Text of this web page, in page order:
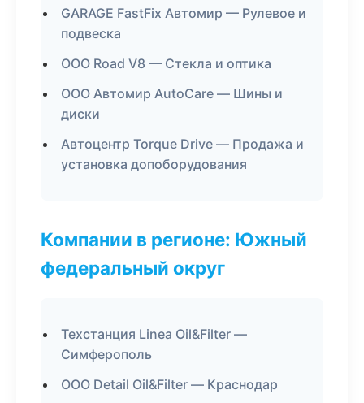
GARAGE FastFix Автомир — Рулевое и
подвеска
ООО Road V8 — Стекла и оптика
ООО Автомир AutoCare — Шины и
диски
Автоцентр Torque Drive — Продажа и
установка допоборудования
Компании в регионе: Южный
федеральный округ
Техстанция Linea Oil&Filter —
Симферополь
ООО Detail Oil&Filter — Краснодар